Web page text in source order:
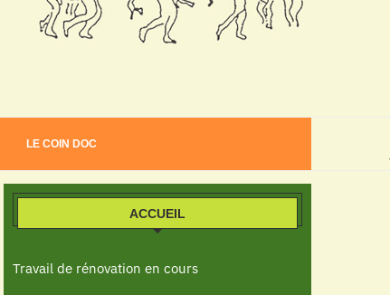
LE COIN DOC
ACCUEIL
Travail de rénovation en cours